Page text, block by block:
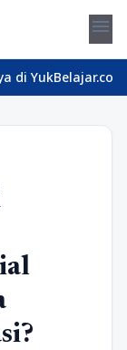
menu